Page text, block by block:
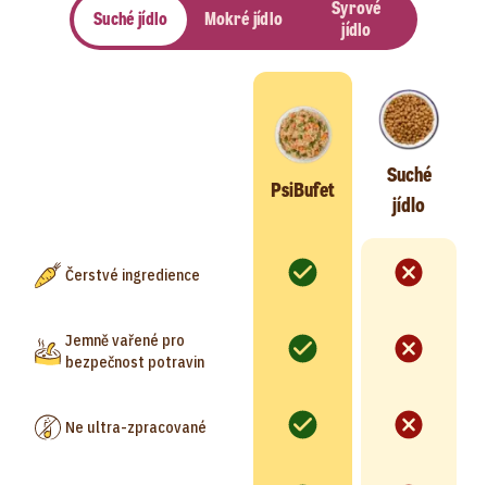
Suché jídlo Mokré jídlo
Syrové
jídlo
PsiBufet
Suché
jídlo
Čerstvé ingredience
Jemně vařené pro
bezpečnost potravin
Ne ultra-zpracované